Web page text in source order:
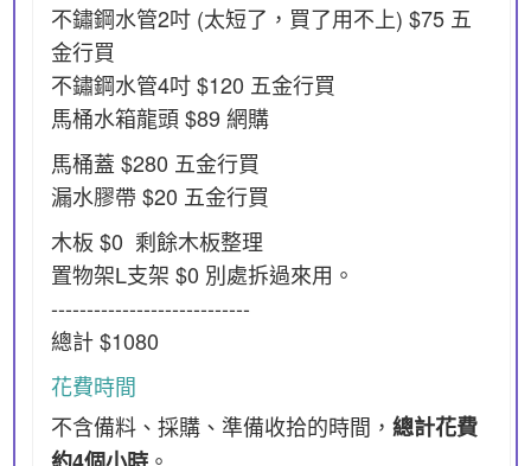
不鏽鋼水管2吋 (太短了，買了用不上) $75 五
金行買
不鏽鋼水管4吋 $120 五金行買
馬桶水箱龍頭 $89 網購
馬桶蓋 $280 五金行買
漏水膠帶 $20 五金行買
木板 $0 剩餘木板整理
置物架L支架 $0 別處拆過來用。
----------------------------
總計 $1080
花費時間
不含備料、採購、準備收拾的時間，總計花費
。